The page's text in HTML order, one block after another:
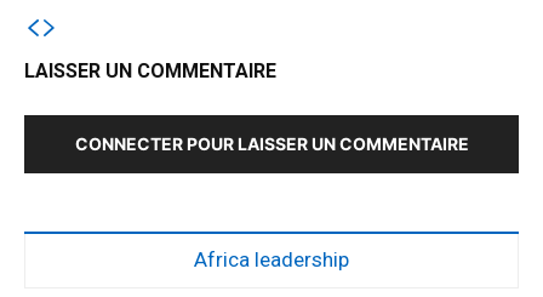
LAISSER UN COMMENTAIRE
CONNECTER POUR LAISSER UN COMMENTAIRE
Africa leadership